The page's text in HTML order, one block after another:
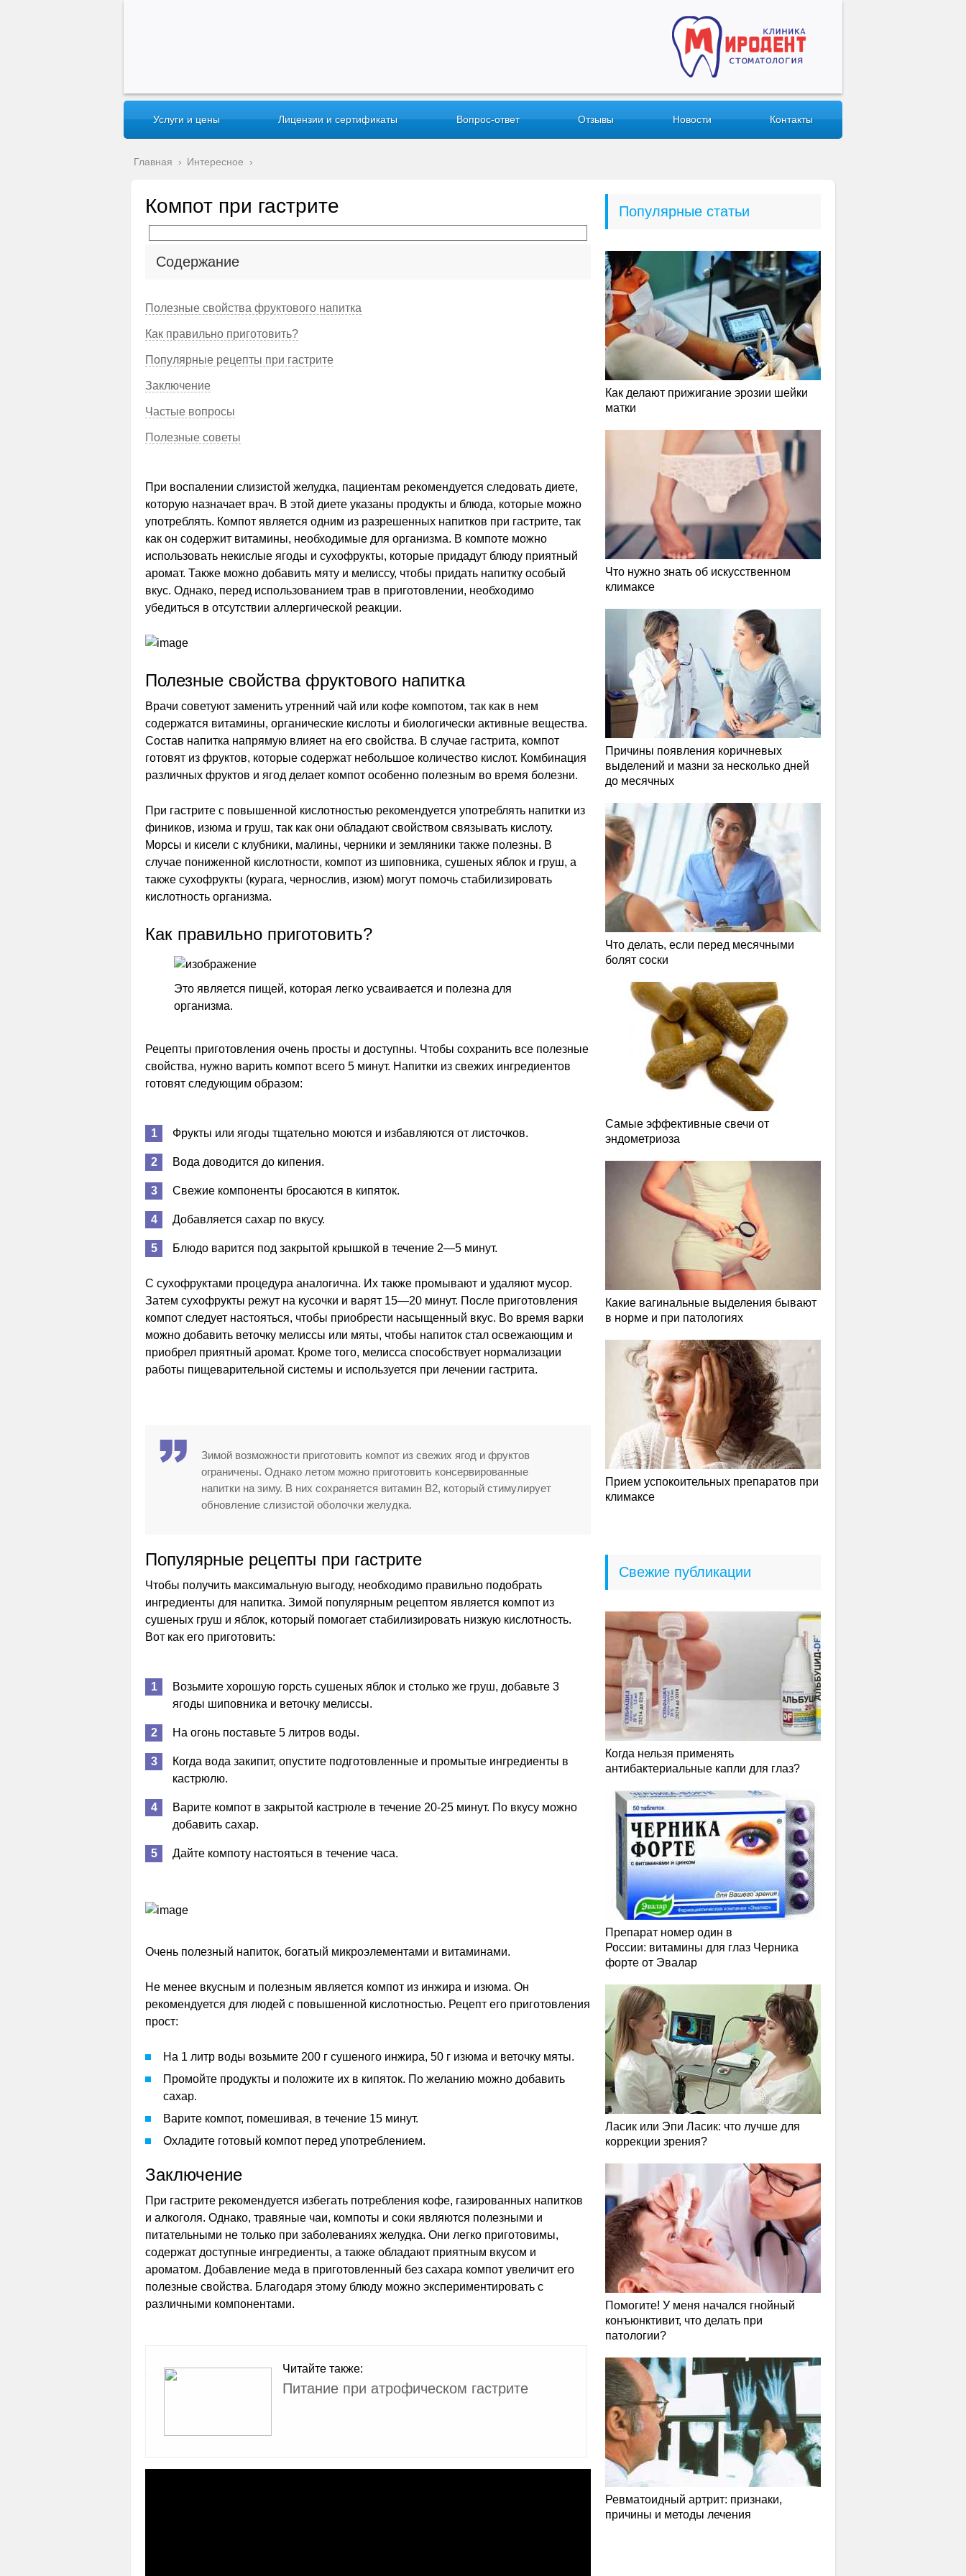
Услуги и цены Лицензии и сертификаты Вопрос-ответ Отзывы Новости Контакты
Главная › Интересное ›
Компот при гастрите
Содержание
Полезные свойства фруктового напитка
Как правильно приготовить?
Популярные рецепты при гастрите
Заключение
Частые вопросы
Полезные советы
При воспалении слизистой желудка, пациентам рекомендуется следовать диете,
которую назначает врач. В этой диете указаны продукты и блюда, которые можно
употреблять. Компот является одним из разрешенных напитков при гастрите, так
как он содержит витамины, необходимые для организма. В компоте можно
использовать некислые ягоды и сухофрукты, которые придадут блюду приятный
аромат. Также можно добавить мяту и мелиссу, чтобы придать напитку особый
вкус. Однако, перед использованием трав в приготовлении, необходимо
убедиться в отсутствии аллергической реакции.
Полезные свойства фруктового напитка
Врачи советуют заменить утренний чай или кофе компотом, так как в нем
содержатся витамины, органические кислоты и биологически активные вещества.
Состав напитка напрямую влияет на его свойства. В случае гастрита, компот
готовят из фруктов, которые содержат небольшое количество кислот. Комбинация
различных фруктов и ягод делает компот особенно полезным во время болезни.
При гастрите с повышенной кислотностью рекомендуется употреблять напитки из
фиников, изюма и груш, так как они обладают свойством связывать кислоту.
Морсы и кисели с клубники, малины, черники и земляники также полезны. В
случае пониженной кислотности, компот из шиповника, сушеных яблок и груш, а
также сухофрукты (курага, чернослив, изюм) могут помочь стабилизировать
кислотность организма.
Как правильно приготовить?
Это является пищей, которая легко усваивается и полезна для
организма.
Рецепты приготовления очень просты и доступны. Чтобы сохранить все полезные
свойства, нужно варить компот всего 5 минут. Напитки из свежих ингредиентов
готовят следующим образом:
Фрукты или ягоды тщательно моются и избавляются от листочков.
Вода доводится до кипения.
Свежие компоненты бросаются в кипяток.
Добавляется сахар по вкусу.
Блюдо варится под закрытой крышкой в течение 2—5 минут.
С сухофруктами процедура аналогична. Их также промывают и удаляют мусор.
Затем сухофрукты режут на кусочки и варят 15—20 минут. После приготовления
компот следует настояться, чтобы приобрести насыщенный вкус. Во время варки
можно добавить веточку мелиссы или мяты, чтобы напиток стал освежающим и
приобрел приятный аромат. Кроме того, мелисса способствует нормализации
работы пищеварительной системы и используется при лечении гастрита.
Зимой возможности приготовить компот из свежих ягод и фруктов
ограничены. Однако летом можно приготовить консервированные
напитки на зиму. В них сохраняется витамин В2, который стимулирует
обновление слизистой оболочки желудка.
Популярные рецепты при гастрите
Чтобы получить максимальную выгоду, необходимо правильно подобрать
ингредиенты для напитка. Зимой популярным рецептом является компот из
сушеных груш и яблок, который помогает стабилизировать низкую кислотность.
Вот как его приготовить:
Возьмите хорошую горсть сушеных яблок и столько же груш, добавьте 3
ягоды шиповника и веточку мелиссы.
На огонь поставьте 5 литров воды.
Когда вода закипит, опустите подготовленные и промытые ингредиенты в
кастрюлю.
Варите компот в закрытой кастрюле в течение 20-25 минут. По вкусу можно
добавить сахар.
Дайте компоту настояться в течение часа.
Очень полезный напиток, богатый микроэлементами и витаминами.
Не менее вкусным и полезным является компот из инжира и изюма. Он
рекомендуется для людей с повышенной кислотностью. Рецепт его приготовления
прост:
На 1 литр воды возьмите 200 г сушеного инжира, 50 г изюма и веточку мяты.
Промойте продукты и положите их в кипяток. По желанию можно добавить
сахар.
Варите компот, помешивая, в течение 15 минут.
Охладите готовый компот перед употреблением.
Заключение
При гастрите рекомендуется избегать потребления кофе, газированных напитков
и алкоголя. Однако, травяные чаи, компоты и соки являются полезными и
питательными не только при заболеваниях желудка. Они легко приготовимы,
содержат доступные ингредиенты, а также обладают приятным вкусом и
ароматом. Добавление меда в приготовленный без сахара компот увеличит его
полезные свойства. Благодаря этому блюду можно экспериментировать с
различными компонентами.
Читайте также:
Питание при атрофическом гастрите
Популярные статьи
Как делают прижигание эрозии шейки
матки
Что нужно знать об искусственном
климаксе
Причины появления коричневых
выделений и мазни за несколько дней
до месячных
Что делать, если перед месячными
болят соски
Самые эффективные свечи от
эндометриоза
Какие вагинальные выделения бывают
в норме и при патологиях
Прием успокоительных препаратов при
климаксе
Свежие публикации
Когда нельзя применять
антибактериальные капли для глаз?
Препарат номер один в
России: витамины для глаз Черника
форте от Эвалар
Ласик или Эпи Ласик: что лучше для
коррекции зрения?
Помогите! У меня начался гнойный
конъюнктивит, что делать при
патологии?
Ревматоидный артрит: признаки,
причины и методы лечения